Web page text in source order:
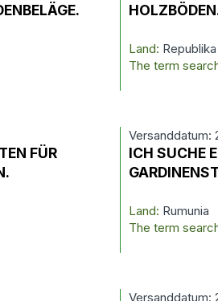
Land:
The term
FÜR
Versanddatum:
ICH SUCHE
Land: Rumunia
The term
Versanddatum: